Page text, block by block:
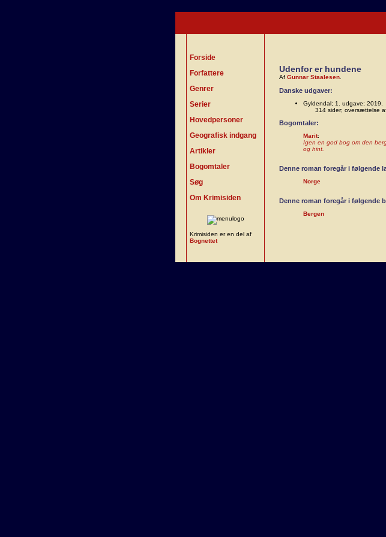
Forside
Forfattere
Genrer
Serier
Hovedpersoner
Geografisk indgang
Artikler
Bogomtaler
Søg
Om Krimisiden
Krimisiden er en del af
Bognettet
Udenfor er hundene
Af Gunnar Staalesen
Danske udgaver:
Gyldendal; 1. udgave; 2019.
314 sider; oversættelse
Bogomtaler:
Marit:
Igen en god bog om den
og hint.
Denne roman foregår i følgende
Norge
Denne roman foregår i følgende
Bergen